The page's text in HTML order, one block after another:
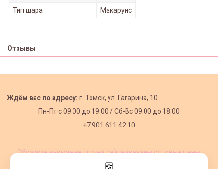
Тип шара
Макарунс
Отзывы
Ждём вас по адресу: г. Томск, ул. Гагарина, 10
Пн-Пт с09:00 до 19:00 /Сб-Вс 09:00 до 18:00
+7 901 611 42 10
Обратите внимание, что на сайте указаны оптовые цены,
🍪